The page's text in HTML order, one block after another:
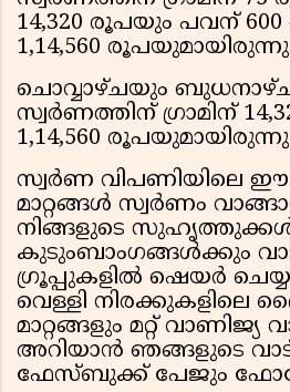
14,320 രൂപയും പവന്
1,14,560
ചൊവ്വാഴ്ചയും
സ്വർണത്തിന് ഗ്രാമിന്
1,14,560
സ്വർണ വിപണിയിലെ
മാറ്റങ്ങൾ സ്വർണം
നിങ്ങളുടെ
കുടുംബാംഗങ്ങൾക്കും
ഗ്രൂപ്പുകളിൽ ഷെയർ
വെള്ളി നിരക്കുകളിലെ
മാറ്റങ്ങളും മറ്റ് വാണിജ്യ
അറിയാൻ ഞങ്ങളുടെ
ഫേസ്ബുക്ക് പേജും